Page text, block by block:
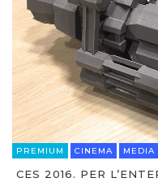
PREMIUM CINEMA MEDIA
CES 2016. PER